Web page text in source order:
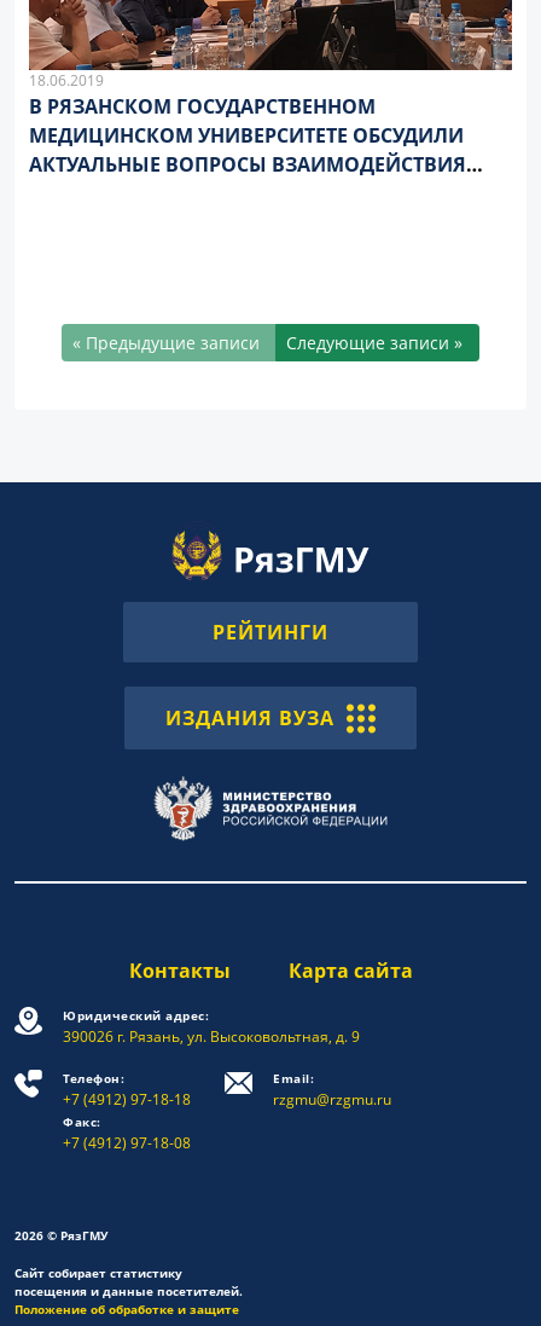
18.06.2019
В РЯЗАНСКОМ ГОСУДАРСТВЕННОМ
МЕДИЦИНСКОМ УНИВЕРСИТЕТЕ ОБСУДИЛИ
АКТУАЛЬНЫЕ ВОПРОСЫ ВЗАИМОДЕЙСТВИЯ
« Предыдущие записи Следующие записи »
РЕЙТИНГИ
ИЗДАНИЯ ВУЗА
Контакты Карта сайта
Юридический адрес:
390026 г. Рязань, ул. Высоковольтная, д. 9
Телефон:
+7 (4912) 97-18-18
Факс:
+7 (4912) 97-18-08
Email:
rzgmu@rzgmu.ru
2026 © РязГМУ
Сайт собирает статистику
посещения и данные посетителей.
Положение об обработке и защите